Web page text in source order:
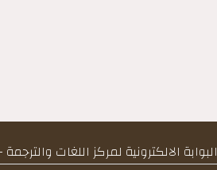
البوابة الالكترونية لمركز اللغات